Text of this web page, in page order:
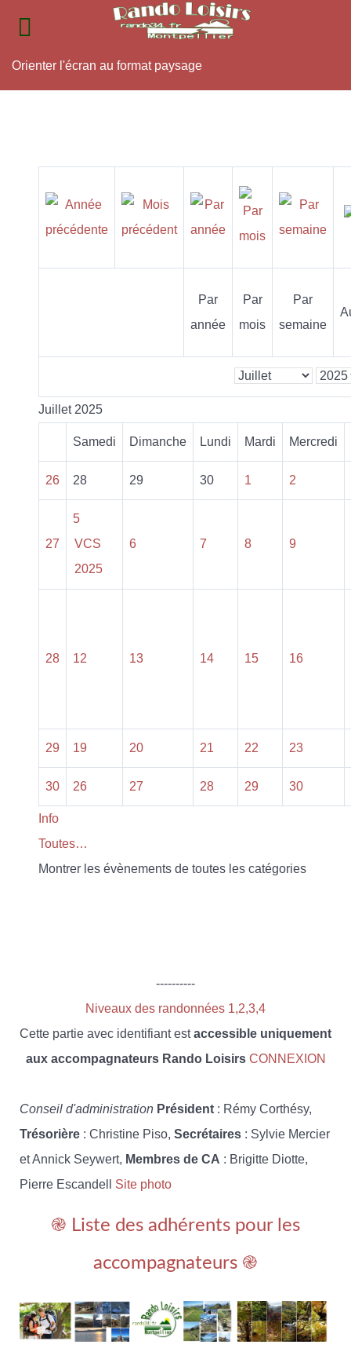
Orienter l'écran au format paysage
Par
année
Par
mois
Par
semaine
Juillet 2025
Samedi Dimanche Lundi Mardi Mercredi
26 28 29 30 1 2
27
5
VCS
2025
6 7 8 9
28 12 13 14 15 16
29 19 20 21 22 23
30 26 27 28 29 30
Info
Toutes…
Montrer les évènements de toutes les catégories
----------
Niveaux des randonnées 1,2,3,4
Cette partie avec identifiant estaccessible uniquement
aux accompagnateurs Rando Loisirs CONNEXION
Conseil d'administration Président : Rémy Corthésy,
Trésorière : Christine Piso, Secrétaires : Sylvie Mercier
et Annick Seywert, Membres de CA : Brigitte Diotte,
Pierre Escandell Site photo
֎ Liste des adhérents pour les
accompagnateurs ֎